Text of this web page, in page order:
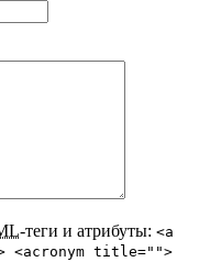
-теги и атрибуты: <a
title="">